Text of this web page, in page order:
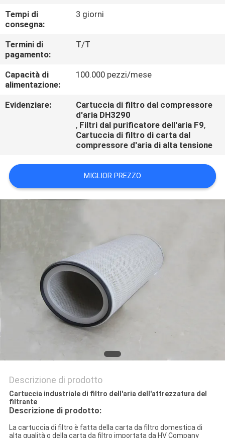
RICHIEDA
UNA
CITAZIONE
Tempi di
consegna:
3 giorni
Termini di
pagamento:
T/T
Capacità di
alimentazione:
100.000 pezzi/mese
Evidenziare:
Cartuccia di filtro dal compressore
d'aria DH3290
, Filtri dal purificatore dell'aria F9,
Cartuccia di filtro di carta dal
compressore d'aria di alta tensione
MIGLIOR PREZZO
Descrizione di prodotto
Cartuccia industriale di filtro dell'aria dell'attrezzatura del
filtrante
Descrizione di prodotto:
La cartuccia di filtro è fatta della carta da filtro domestica di
alta qualità o della carta da filtro importata da HV Company